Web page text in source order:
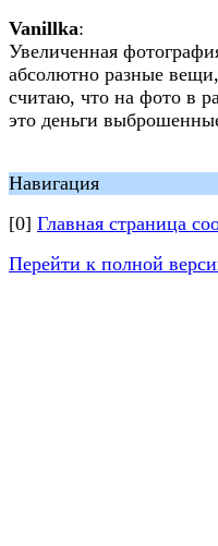
Vanillka:
Увеличенная
абсолютно разные
считаю, что на фото в
это деньги
Навигация
[0] Главная страница
Перейти к полной